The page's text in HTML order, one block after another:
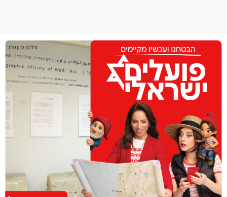
הפרופיל שלי